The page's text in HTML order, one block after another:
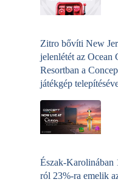
Zitro bővíti New
jelenlétét az Ocean
Resortban a
játékgép
Észak-Karolinában
ról 23%-ra emelik